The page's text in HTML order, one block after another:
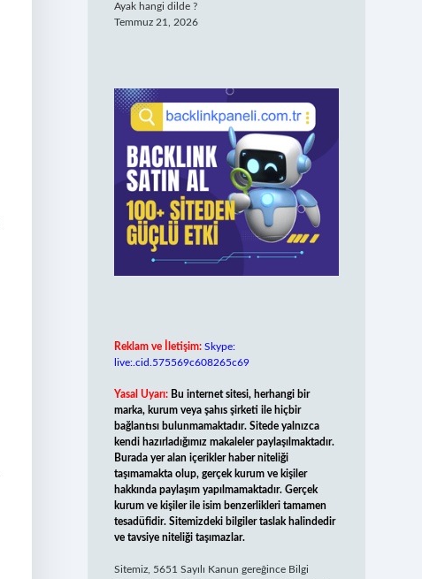
Ayak hangi dilde ?
Temmuz 21, 2026
Reklam ve İletişim: Skype:
live:.cid.575569c608265c69
Yasal Uyarı: Bu internet sitesi, herhangi bir
marka, kurum veya şahıs şirketi ile hiçbir
bağlantısı bulunmamaktadır. Sitede yalnızca
kendi hazırladığımız makaleler paylaşılmaktadır.
Burada yer alan içerikler haber niteliği
taşımamakta olup, gerçek kurum ve kişiler
hakkında paylaşım yapılmamaktadır. Gerçek
kurum ve kişiler ile isim benzerlikleri tamamen
tesadüfidir. Sitemizdeki bilgiler taslak halindedir
ve tavsiye niteliği taşımazlar.
Sitemiz, 5651 Sayılı Kanun gereğince Bilgi